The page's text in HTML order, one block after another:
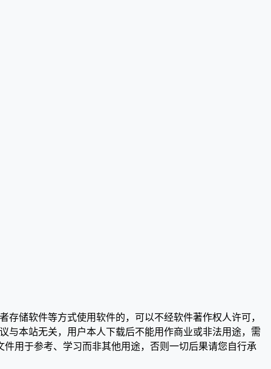
储软件等方式使用软件的，可以不经软件著作权人许可，
与本站无关，用户本人下载后不能用作商业或非法用途，需
用于参考、学习而非其他用途，否则一切后果请您自行承